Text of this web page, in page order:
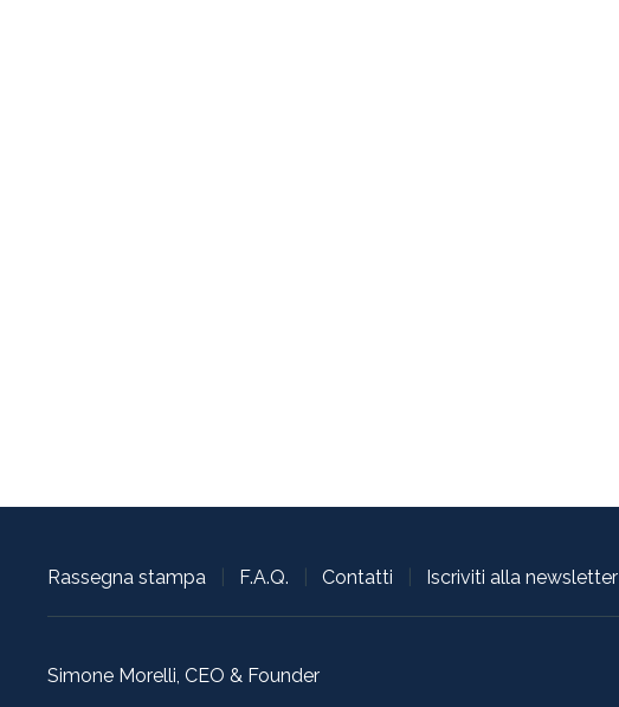
Rassegna stampa F.A.Q. Contatti Iscriviti alla newsletter
Simone Morelli, CEO & Founder